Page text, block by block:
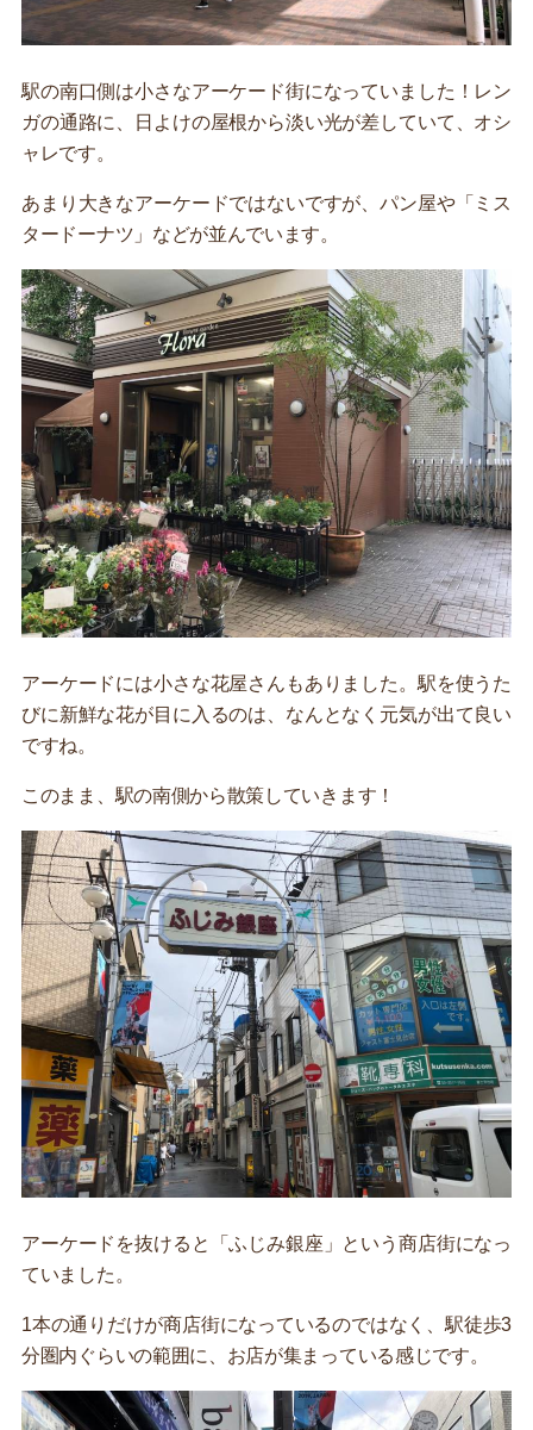
駅の南口側は小さなアーケード街になっていました！レン
ガの通路に、日よけの屋根から淡い光が差していて、オシ
ャレです。
あまり大きなアーケードではないですが、パン屋や「ミス
タードーナツ」などが並んでいます。
アーケードには小さな花屋さんもありました。駅を使うた
びに新鮮な花が目に入るのは、なんとなく元気が出て良い
ですね。
このまま、駅の南側から散策していきます！
アーケードを抜けると「ふじみ銀座」という商店街になっ
ていました。
1本の通りだけが商店街になっているのではなく、駅徒歩3
分圏内ぐらいの範囲に、お店が集まっている感じです。